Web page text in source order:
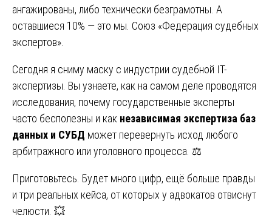
ангажированы, либо технически безграмотны. А
оставшиеся 10% — это мы. Союз «Федерация судебных
экспертов».
Сегодня я сниму маску с индустрии судебной IT-
экспертизы. Вы узнаете, как на самом деле проводятся
исследования, почему государственные эксперты
часто бесполезны и как независимая экспертиза баз
данных и СУБД может перевернуть исход любого
арбитражного или уголовного процесса. ⚖️
Приготовьтесь. Будет много цифр, ещё больше правды
и три реальных кейса, от которых у адвокатов отвиснут
челюсти. 💥